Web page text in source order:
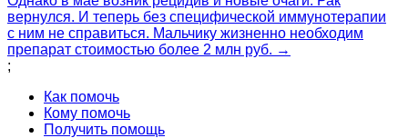
вернулся. И теперь без специфической иммунотерапии
с ним не справиться. Мальчику жизненно необходим
препарат стоимостью более 2 млн руб. →
;
Как помочь
Кому помочь
Получить помощь